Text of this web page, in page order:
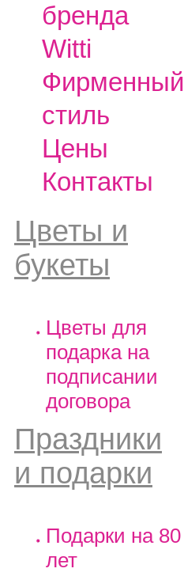
бренда
Witti
Фирменный
стиль
Цены
Контакты
Цветы и
букеты
Цветы для
подарка на
подписании
договора
Праздники
и подарки
Подарки на 80
лет